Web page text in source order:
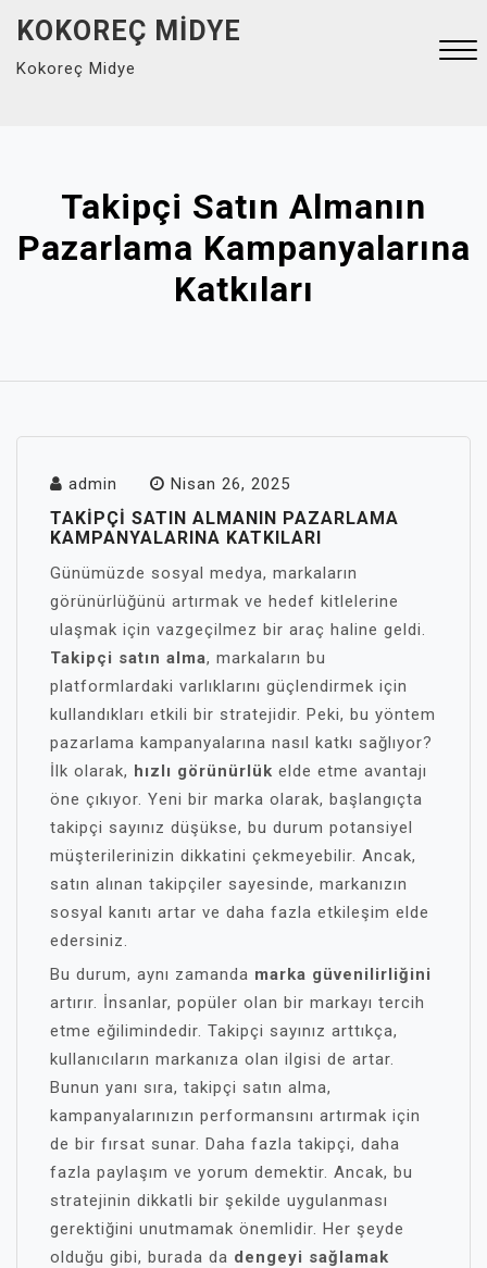
content
KOKOREÇ MIDYE
Kokoreç Midye
Takipçi Satın Almanın
Pazarlama Kampanyalarına
Katkıları
admin Nisan 26, 2025
TAKIPÇI SATIN ALMANIN PAZARLAMA
KAMPANYALARINA KATKILARI
Günümüzde sosyal medya, markaların
görünürlüğünü artırmak ve hedef kitlelerine
ulaşmak için vazgeçilmez bir araç haline geldi.
Takipçi satın alma, markaların bu
platformlardaki varlıklarını güçlendirmek için
kullandıkları etkili bir stratejidir. Peki, bu yöntem
pazarlama kampanyalarına nasıl katkı sağlıyor?
İlk olarak, hızlı görünürlük elde etme avantajı
öne çıkıyor. Yeni bir marka olarak, başlangıçta
takipçi sayınız düşükse, bu durum potansiyel
müşterilerinizin dikkatini çekmeyebilir. Ancak,
satın alınan takipçiler sayesinde, markanızın
sosyal kanıtı artar ve daha fazla etkileşim elde
edersiniz.
Bu durum, aynı zamanda marka güvenilirliğini
artırır. İnsanlar, popüler olan bir markayı tercih
etme eğilimindedir. Takipçi sayınız arttıkça,
kullanıcıların markanıza olan ilgisi de artar.
Bunun yanı sıra, takipçi satın alma,
kampanyalarınızın performansını artırmak için
de bir fırsat sunar. Daha fazla takipçi, daha
fazla paylaşım ve yorum demektir. Ancak, bu
stratejinin dikkatli bir şekilde uygulanması
gerektiğini unutmamak önemlidir. Her şeyde
olduğu gibi, burada da dengeyi sağlamak